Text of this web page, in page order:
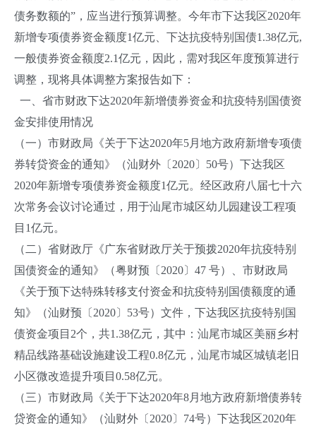
债务数额的”，应当进行预算调整。今年市下达我区2020年
新增专项债券资金额度1亿元、下达抗疫特别国债1.38亿元,
一般债券资金额度2.1亿元，因此，需对我区年度预算进行
调整，现将具体调整方案报告如下：
一、省市财政下达2020年新增债券资金和抗疫特别国债资
金安排使用情况
（一）市财政局《关于下达2020年5月地方政府新增专项债
券转贷资金的通知》（汕财外〔2020〕50号）下达我区
2020年新增专项债券资金额度1亿元。经区政府八届七十六
次常务会议讨论通过，用于汕尾市城区幼儿园建设工程项
目1亿元。
（二）省财政厅《广东省财政厅关于预拨2020年抗疫特别
国债资金的通知》（粤财预〔2020〕47 号）、市财政局
《关于预下达特殊转移支付资金和抗疫特别国债额度的通
知》（汕财预〔2020〕53号）文件，下达我区抗疫特别国
债资金项目2个，共1.38亿元，其中：汕尾市城区美丽乡村
精品线路基础设施建设工程0.8亿元，汕尾市城区城镇老旧
小区微改造提升项目0.58亿元。
（三）市财政局《关于下达2020年8月地方政府新增债券转
贷资金的通知》（汕财外〔2020〕74号）下达我区2020年